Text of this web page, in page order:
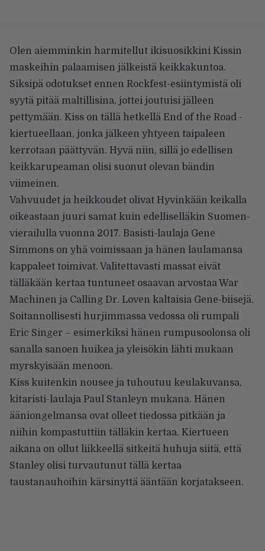
Olen aiemminkin harmitellut ikisuosikkini Kissin
maskeihin palaamisen jälkeistä keikkakuntoa.
Siksipä odotukset ennen Rockfest-esiintymistä oli
syytä pitää maltillisina, jottei joutuisi jälleen
pettymään. Kiss on tällä hetkellä End of the Road -
kiertueellaan, jonka jälkeen yhtyeen taipaleen
kerrotaan päättyvän. Hyvä niin, sillä jo edellisen
keikkarupeaman olisi suonut olevan bändin
viimeinen.
Vahvuudet ja heikkoudet olivat Hyvinkään keikalla
oikeastaan juuri samat kuin edelliselläkin Suomen-
vierailulla vuonna 2017. Basisti-laulaja Gene
Simmons on yhä voimissaan ja hänen laulamansa
kappaleet toimivat. Valitettavasti massat eivät
tälläkään kertaa tuntuneet osaavan arvostaa War
Machinen ja Calling Dr. Loven kaltaisia Gene-biisejä.
Soitannollisesti hurjimmassa vedossa oli rumpali
Eric Singer – esimerkiksi hänen rumpusoolonsa oli
sanalla sanoen huikea ja yleisökin lähti mukaan
myrskyisään menoon.
Kiss kuitenkin nousee ja tuhoutuu keulakuvansa,
kitaristi-laulaja Paul Stanleyn mukana. Hänen
ääniongelmansa ovat olleet tiedossa pitkään ja
niihin kompastuttiin tälläkin kertaa. Kiertueen
aikana on ollut liikkeellä sitkeitä huhuja siitä, että
Stanley olisi turvautunut tällä kertaa
taustanauhoihin kärsinyttä ääntään korjatakseen.